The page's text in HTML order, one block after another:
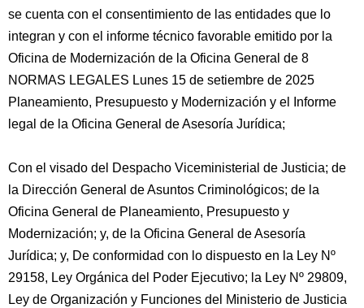
se cuenta con el consentimiento de las entidades que lo
integran y con el informe técnico favorable emitido por la
Oficina de Modernización de la Oficina General de 8
NORMAS LEGALES Lunes 15 de setiembre de 2025
Planeamiento, Presupuesto y Modernización y el Informe
legal de la Oficina General de Asesoría Jurídica;
Con el visado del Despacho Viceministerial de Justicia; de
la Dirección General de Asuntos Criminológicos; de la
Oficina General de Planeamiento, Presupuesto y
Modernización; y, de la Oficina General de Asesoría
Jurídica; y, De conformidad con lo dispuesto en la Ley Nº
29158, Ley Orgánica del Poder Ejecutivo; la Ley Nº 29809,
Ley de Organización y Funciones del Ministerio de Justicia